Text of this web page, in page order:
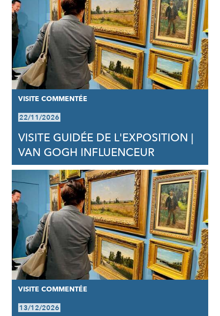
VISITE COMMENTÉE
22/11/2026
VISITE GUIDÉE DE L'EXPOSITION |
VAN GOGH INFLUENCEUR
VISITE COMMENTÉE
13/12/2026